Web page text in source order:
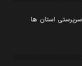
سرپرستی استان ها